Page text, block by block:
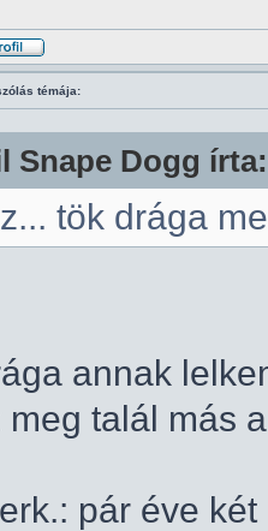
témája:
Snape Dogg írta:
tök drága
annak
meg talál más
pár éve